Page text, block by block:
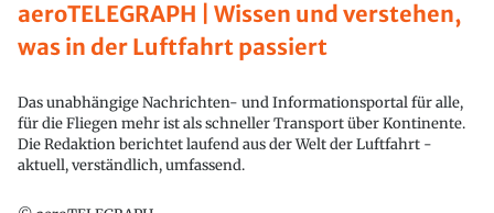
aeroTELEGRAPH | Wissen und verstehen,
was in der Luftfahrt passiert
Das unabhängige Nachrichten- und Informationsportal für alle,
für die Fliegen mehr ist als schneller Transport über Kontinente.
Die Redaktion berichtet laufend aus der Welt der Luftfahrt -
aktuell, verständlich, umfassend.